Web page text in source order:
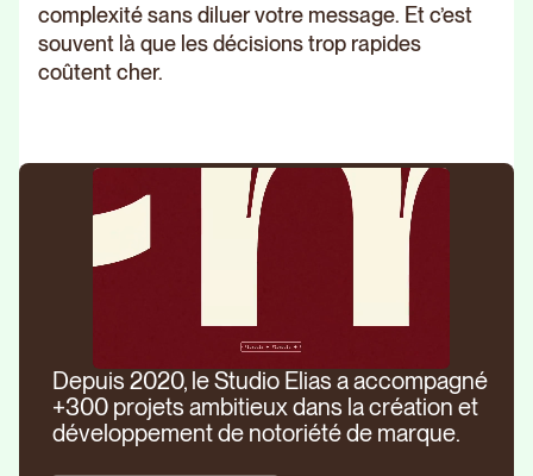
complexité sans diluer votre message. Et c’est
souvent là que les décisions trop rapides
coûtent cher.
Depuis 2020, le Studio Elias a accompagné
+300 projets ambitieux dans la création et
développement de notoriété de marque.